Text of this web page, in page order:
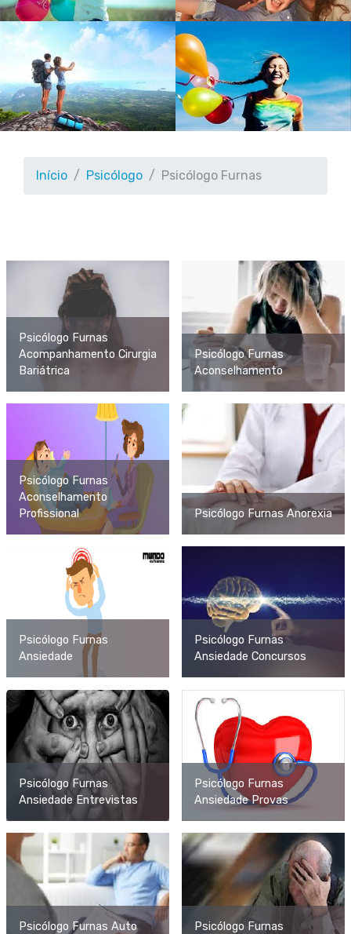
Início Psicólogo Psicólogo Furnas
Psicólogo Furnas
Acompanhamento Cirurgia
Bariátrica
Psicólogo Furnas
Aconselhamento
Psicólogo Furnas
Aconselhamento
Profissional
Psicólogo Furnas Anorexia
Psicólogo Furnas
Ansiedade
Psicólogo Furnas
Ansiedade Concursos
Psicólogo Furnas
Ansiedade Entrevistas
Psicólogo Furnas
Ansiedade Provas
Psicólogo Furnas Auto
Psicólogo Furnas